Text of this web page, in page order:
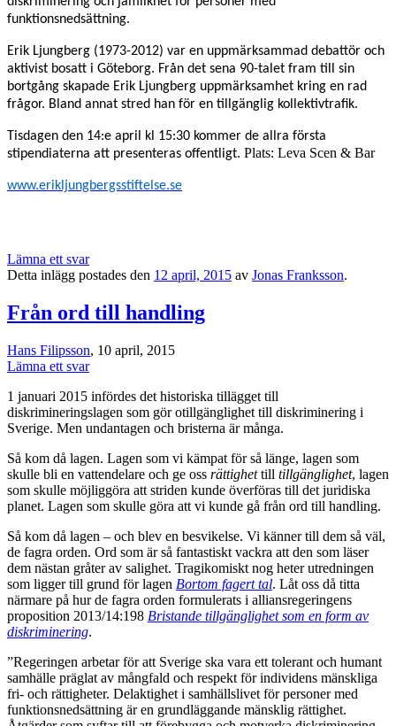
funktionsnedsättning.
Erik Ljungberg (1973-2012) var en uppmärksammad debattör och
aktivist bosatt i Göteborg. Från det sena 90-talet fram till sin
bortgång skapade Erik Ljungberg uppmärksamhet kring en rad
frågor. Bland annat stred han för en tillgänglig kollektivtrafik.
Tisdagen den 14:e april kl 15:30 kommer de allra första
stipendiaterna att presenteras offentligt. Plats: Leva Scen & Bar
www.erikljungbergsstiftelse.se
Lämna ett svar
Detta inlägg postades den 12 april, 2015 av Jonas Franksson.
Från ord till handling
Hans Filipsson, 10 april, 2015
Lämna ett svar
1 januari 2015 infördes det historiska tillägget till
diskrimineringslagen som gör otillgänglighet till diskriminering i
Sverige. Men undantagen och bristerna är många.
Så kom då lagen. Lagen som vi kämpat för så länge, lagen som
skulle bli en vattendelare och ge oss rättighettill tillgänglighet, lagen
som skulle möjliggöra att striden kunde överföras till det juridiska
planet. Lagen som skulle göra att vi kunde gå från ord till handling.
Så kom då lagen – och blev en besvikelse. Vi känner till dem så väl,
de fagra orden. Ord som är så fantastiskt vackra att den som läser
dem nästan gråter av salighet. Tragikomiskt nog heter utredningen
som ligger till grund för lagen Bortom fagert tal. Låt oss då titta
närmare på hur de fagra orden formulerats i alliansregeringens
proposition 2013/14:198 Bristande tillgänglighet som en form av
diskriminering.
”Regeringen arbetar för att Sverige ska vara ett tolerant och humant
samhälle präglat av mångfald och respekt för individens mänskliga
fri- och rättigheter. Delaktighet i samhällslivet för personer med
funktionsnedsättning är en grundläggande mänsklig rättighet.